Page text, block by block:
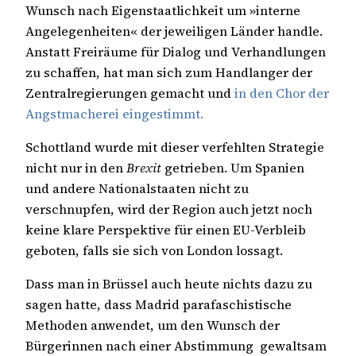
Wunsch nach Eigenstaatlichkeit um »interne
Angelegenheiten« der jeweiligen Länder handle.
Anstatt Freiräume für Dialog und Verhandlungen
zu schaffen, hat man sich zum Handlanger der
Zentralregierungen gemacht undin den Chor der
Angstmacherei eingestimmt.
Schottland wurde mit dieser verfehlten Strategie
nicht nur in denBrexit getrieben. Um Spanien
und andere Nationalstaaten nicht zu
verschnupfen, wird der Region auch jetzt noch
keine klare Perspektive für einen EU-Verbleib
geboten, falls sie sich von London lossagt.
Dass man in Brüssel auch heute nichts dazu zu
sagen hatte, dass Madrid parafaschistische
Methoden anwendet, um den Wunsch der
Bürgerinnen nach einer Abstimmung gewaltsam